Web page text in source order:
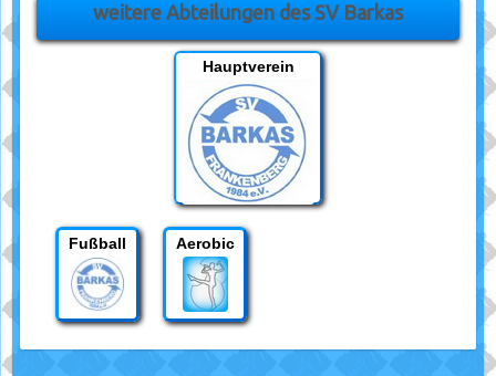
weitere Abteilungen des SV Barkas
Hauptverein
Fußball Aerobic